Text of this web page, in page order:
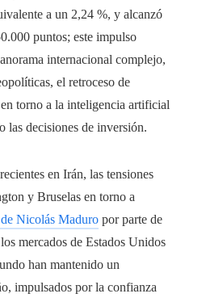
a un 2,24 %, y alcanzó
puntos; este impulso
internacional complejo,
el retroceso de
torno a la inteligencia artificial
las decisiones de inversión.
en Irán, las tensiones
y Bruselas en torno a
Nicolás Maduro por parte de
mercados de Estados Unidos
han mantenido un
impulsados por la confianza